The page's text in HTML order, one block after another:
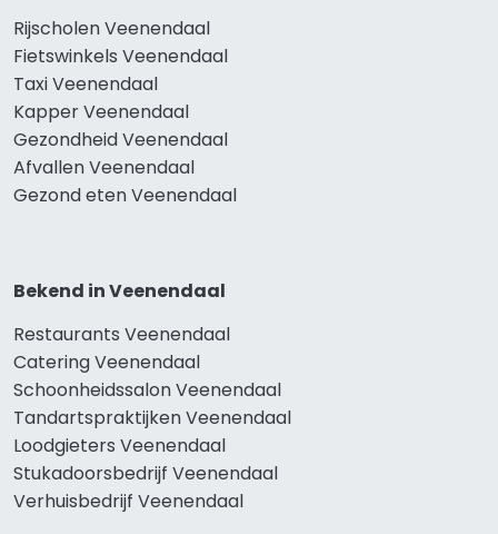
Rijscholen Veenendaal
Fietswinkels Veenendaal
Taxi Veenendaal
Kapper Veenendaal
Gezondheid Veenendaal
Afvallen Veenendaal
Gezond eten Veenendaal
Bekend in Veenendaal
Restaurants Veenendaal
Catering Veenendaal
Schoonheidssalon Veenendaal
Tandartspraktijken Veenendaal
Loodgieters Veenendaal
Stukadoorsbedrijf Veenendaal
Verhuisbedrijf Veenendaal